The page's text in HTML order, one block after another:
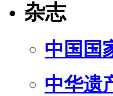
杂志
中国国
中华遗